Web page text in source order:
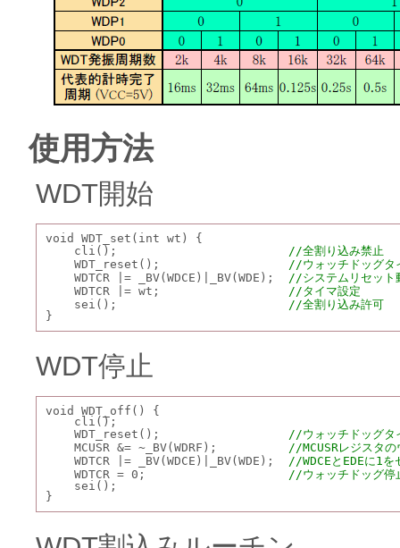
使用方法
WDT開始
void WDT_set(int wt) {
cli(); //全割り込み禁止
WDT_reset(); //ウォッチドッグタ
WDTCR |= _BV(WDCE)|_BV(WDE); //システムリセット
WDTCR |= wt; //タイマ設定
sei(); //全割り込み許可
}
WDT停止
void WDT_off() {
cli();
WDT_reset(); //ウォッチドッグタ
MCUSR &= ~_BV(WDRF); //MCUSRレジスタ
WDTCR |= _BV(WDCE)|_BV(WDE); //WDCEとEDEに1を
WDTCR = 0; //ウォッチドッグ停
sei();
}